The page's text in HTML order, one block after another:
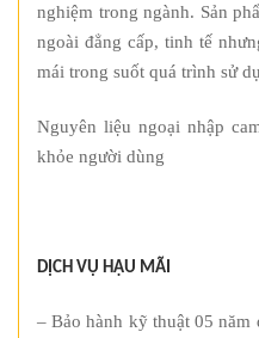
nghiệm trong ngành. Sản
ngoài đẳng cấp, tinh tế
mái trong suốt quá trình sử
Nguyên liệu ngoại nhập
khỏe người dùng
DỊCH VỤ HẬU MÃI
– Bảo hành kỹ thuật 05